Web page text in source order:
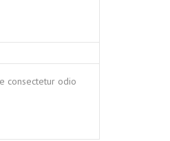
consectetur odio